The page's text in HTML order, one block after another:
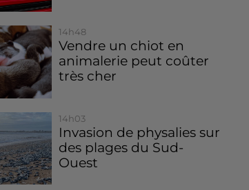
14h48
Vendre un chiot en
animalerie peut coûter
très cher
14h03
Invasion de physalies sur
des plages du Sud-
Ouest